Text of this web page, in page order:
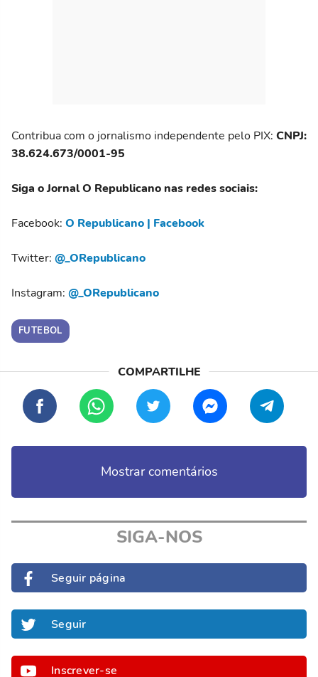
Contribua com o jornalismo independente pelo PIX: CNPJ:
38.624.673/0001-95
Siga o Jornal O Republicano nas redes sociais:
Facebook: O Republicano | Facebook
Twitter: @_ORepublicano
Instagram: @_ORepublicano
FUTEBOL
Mostrar comentários
SIGA-NOS
Seguir página
Seguir
Inscrever-se